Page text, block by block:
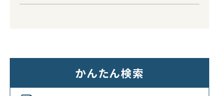
かんたん検索